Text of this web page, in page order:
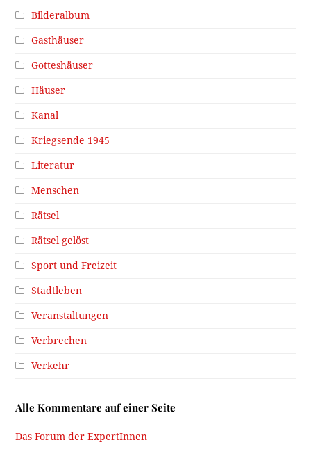
Bilderalbum
Gasthäuser
Gotteshäuser
Häuser
Kanal
Kriegsende 1945
Literatur
Menschen
Rätsel
Rätsel gelöst
Sport und Freizeit
Stadtleben
Veranstaltungen
Verbrechen
Verkehr
Alle Kommentare auf einer Seite
Das Forum der ExpertInnen